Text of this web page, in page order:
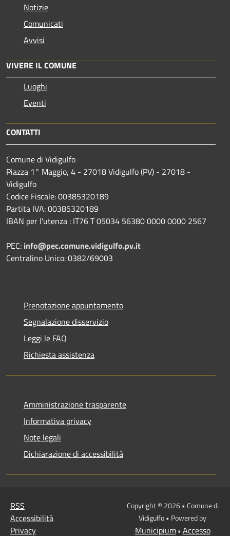
Notizie
Comunicati
Avvisi
VIVERE IL COMUNE
Luoghi
Eventi
CONTATTI
Comune di Vidigulfo
Piazza 1° Maggio, 4 - 27018 Vidigulfo (PV) - 27018 -
Vidigulfo
Codice Fiscale: 00385320189
Partita IVA: 00385320189
IBAN per l'utenza : IT76 T 05034 56380 0000 0000 2567
PEC: info@pec.comune.vidigulfo.pv.it
Centralino Unico: 0382/69003
Prenotazione appuntamento
Segnalazione disservizio
Leggi le FAQ
Richiesta assistenza
Amministrazione trasparente
Informativa privacy
Note legali
Dichiarazione di accessibilità
RSS
Accessibilità
Privacy
Copyright © 2026 • Comune di
Vidigulfo • Powered by
Municipium• Accesso